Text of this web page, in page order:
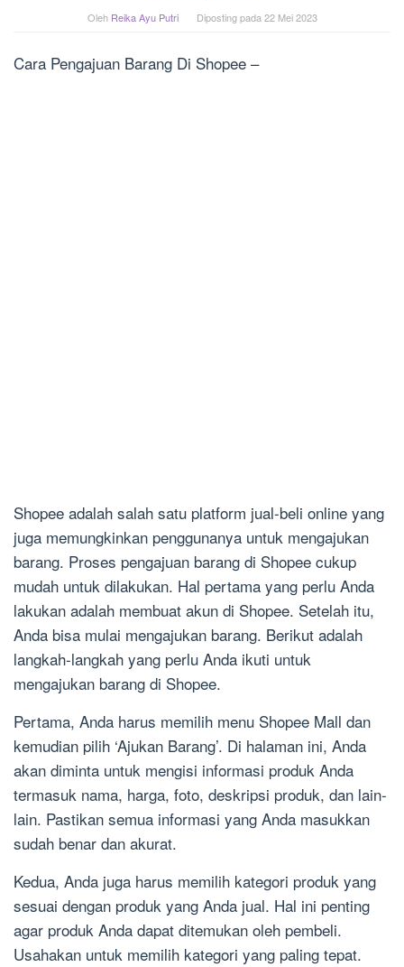
Oleh Reika Ayu Putri Diposting pada 22 Mei 2023
Cara Pengajuan Barang Di Shopee –
Shopee adalah salah satu platform jual-beli online yang
juga memungkinkan penggunanya untuk mengajukan
barang. Proses pengajuan barang di Shopee cukup
mudah untuk dilakukan. Hal pertama yang perlu Anda
lakukan adalah membuat akun di Shopee. Setelah itu,
Anda bisa mulai mengajukan barang. Berikut adalah
langkah-langkah yang perlu Anda ikuti untuk
mengajukan barang di Shopee.
Pertama, Anda harus memilih menu Shopee Mall dan
kemudian pilih ‘Ajukan Barang’. Di halaman ini, Anda
akan diminta untuk mengisi informasi produk Anda
termasuk nama, harga, foto, deskripsi produk, dan lain-
lain. Pastikan semua informasi yang Anda masukkan
sudah benar dan akurat.
Kedua, Anda juga harus memilih kategori produk yang
sesuai dengan produk yang Anda jual. Hal ini penting
agar produk Anda dapat ditemukan oleh pembeli.
Usahakan untuk memilih kategori yang paling tepat.